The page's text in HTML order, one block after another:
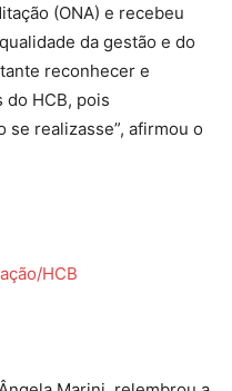
(ONA) e recebeu
da gestão e do
reconhecer e
HCB, pois
realizasse”, afirmou o